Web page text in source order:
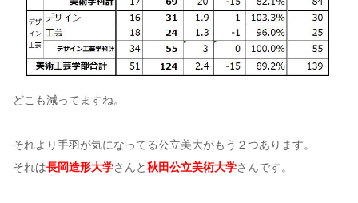
どこも減ってますね。
それより手羽が気になってる公立美大がもう２つあります。
それは長岡造形大学さんと秋田公立美術大学さんです。